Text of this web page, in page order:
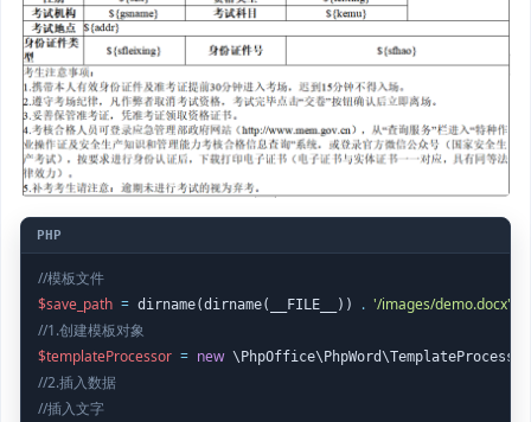
//模板文件
$save_path = dirname(dirname(__FILE__)) . '/images/demo.docx'
//1.创建模板对象
$templateProcessor = new
//2.插入数据
//插入文字